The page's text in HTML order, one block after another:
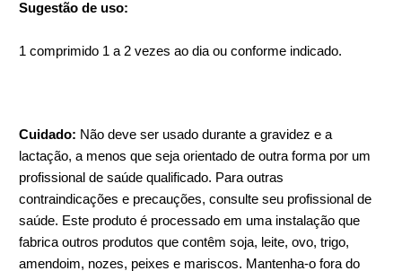
Sugestão de uso:
1 comprimido 1 a 2 vezes ao dia ou conforme indicado.
Cuidado: Não deve ser usado durante a gravidez e a
lactação, a menos que seja orientado de outra forma por um
profissional de saúde qualificado. Para outras
contraindicações e precauções, consulte seu profissional de
saúde. Este produto é processado em uma instalação que
fabrica outros produtos que contêm soja, leite, ovo, trigo,
amendoim, nozes, peixes e mariscos. Mantenha-o fora do